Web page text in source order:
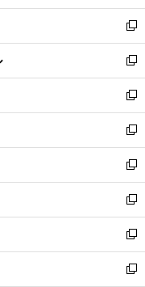
開
く
ウ
で
開
く
ン
ド
ウ
で
開
く
ウ
ィ
ン
ド
ウ
で
開
く
新
し
い
ウ
ィ
ン
ド
ウ
で
開
く
新
し
い
ウ
ィ
ン
ド
ウ
で
開
く
新
し
い
ウ
ィ
ン
ド
ウ
で
開
く
新
し
い
ウ
ィ
ン
ド
ウ
で
新
し
い
ウ
ィ
ン
ド
新
し
い
ウ
ィ
新
し
い
新